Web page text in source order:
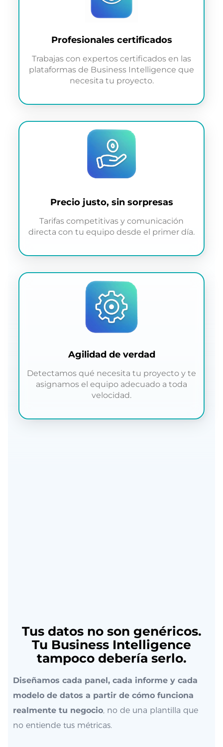
Profesionales certificados
Trabajas con expertos certificados en las
plataformas de Business Intelligence que
necesita tu proyecto.
Precio justo, sin sorpresas
Tarifas competitivas y comunicación
directa con tu equipo desde el primer día.
Agilidad de verdad
Detectamos qué necesita tu proyecto y te
asignamos el equipo adecuado a toda
velocidad.
Tus datos no son genéricos.
Tu Business Intelligence
tampoco debería serlo.
Diseñamos cada panel, cada informe y cada
modelo de datos a partir de cómo funciona
realmente tu negocio, no de una plantilla que
no entiende tus métricas.